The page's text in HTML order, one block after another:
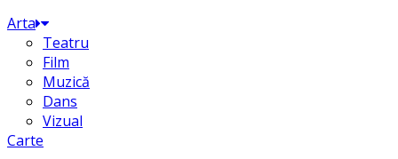
Arta
Teatru
Film
Muzică
Dans
Vizual
Carte